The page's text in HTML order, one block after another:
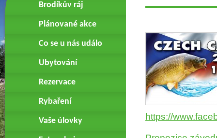
Brodíkův ráj
Plánované akce
Co se u nás událo
Ubytování
Rezervace
Rybaření
Vaše úlovky https://